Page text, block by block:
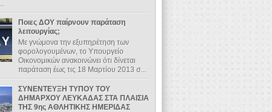
Ποιες ΔΟΥ παίρνουν παράταση
λειτουργίας;
Με γνώμονα την εξυπηρέτηση των
φορολογουμένων, το Υπουργείο
Οικονομικών ανακοινώνει ότι δίνεται
παράταση έως τις 18 Μαρτίου 2013 σ...
ΣΥΝΕΝΤΕΥΞΗ ΤΥΠΟΥ ΤΟΥ
ΔΗΜΑΡΧΟΥ ΛΕΥΚΑΔΑΣ ΣΤΑ ΠΛΑΙΣΙΑ
ΤΗΣ 9ης ΑΘΛΗΤΙΚΗΣ ΗΜΕΡΙΔΑΣ